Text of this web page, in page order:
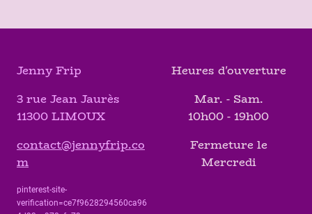
Jenny Frip
3 rue Jean Jaurès
11300 LIMOUX
contact@jennyfrip.co
m
pinterest-site-
verification=ce7f9628294560ca96
Heures d'ouverture
Mar. - Sam.
10h00 - 19h00
Fermeture le
Mercredi